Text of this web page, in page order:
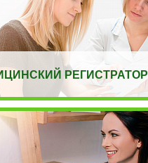
РЕГИСТРАТОР